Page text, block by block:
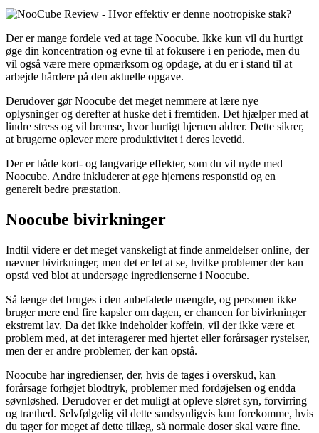
Der er mange fordele ved at tage Noocube. Ikke kun vil du hurtigt
øge din koncentration og evne til at fokusere i en periode, men du
vil også være mere opmærksom og opdage, at du er i stand til at
arbejde hårdere på den aktuelle opgave.
Derudover gør Noocube det meget nemmere at lære nye
oplysninger og derefter at huske det i fremtiden. Det hjælper med at
lindre stress og vil bremse, hvor hurtigt hjernen aldrer. Dette sikrer,
at brugerne oplever mere produktivitet i deres levetid.
Der er både kort- og langvarige effekter, som du vil nyde med
Noocube. Andre inkluderer at øge hjernens responstid og en
generelt bedre præstation.
Noocube bivirkninger
Indtil videre er det meget vanskeligt at finde anmeldelser online, der
nævner bivirkninger, men det er let at se, hvilke problemer der kan
opstå ved blot at undersøge ingredienserne i Noocube.
Så længe det bruges i den anbefalede mængde, og personen ikke
bruger mere end fire kapsler om dagen, er chancen for bivirkninger
ekstremt lav. Da det ikke indeholder koffein, vil der ikke være et
problem med, at det interagerer med hjertet eller forårsager rystelser,
men der er andre problemer, der kan opstå.
Noocube har ingredienser, der, hvis de tages i overskud, kan
forårsage forhøjet blodtryk, problemer med fordøjelsen og endda
søvnløshed. Derudover er det muligt at opleve sløret syn, forvirring
og træthed. Selvfølgelig vil dette sandsynligvis kun forekomme, hvis
du tager for meget af dette tillæg, så normale doser skal være fine.